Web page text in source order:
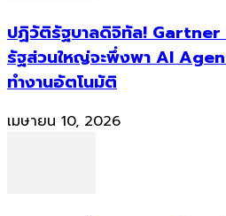
ปฏิวัติรัฐบาลดิจิทัล!
รัฐส่วนใหญ่จะพึ่งพา AI
ทำงานอัตโนมัติ
เมษายน 10, 2026